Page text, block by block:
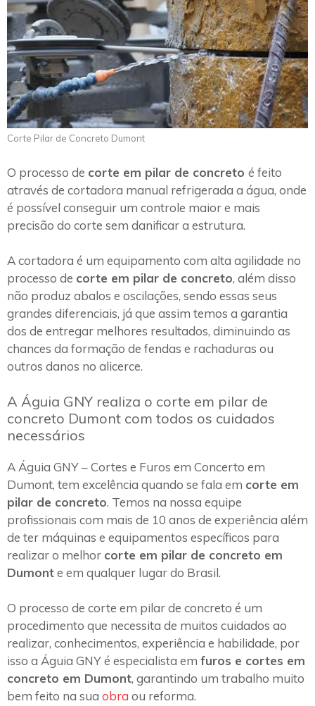
Corte Pilar de Concreto Dumont
O processo de corte em pilar de concreto é feito
através de cortadora manual refrigerada a água, onde
é possível conseguir um controle maior e mais
precisão do corte sem danificar a estrutura.
A cortadora é um equipamento com alta agilidade no
processo de corte em pilar de concreto, além disso
não produz abalos e oscilações, sendo essas seus
grandes diferenciais, já que assim temos a garantia
dos de entregar melhores resultados, diminuindo as
chances da formação de fendas e rachaduras ou
outros danos no alicerce.
A Águia GNY realiza o corte em pilar de
concreto Dumont com todos os cuidados
necessários
A Águia GNY – Cortes e Furos em Concerto em
Dumont, tem excelência quando se fala em corte em
pilar de concreto. Temos na nossa equipe
profissionais com mais de 10 anos de experiência além
de ter máquinas e equipamentos específicos para
realizar o melhor corte em pilar de concreto em
Dumonte em qualquer lugar do Brasil.
O processo de corte em pilar de concreto é um
procedimento que necessita de muitos cuidados ao
realizar, conhecimentos, experiência e habilidade, por
isso a Águia GNY é especialista em furos e cortes em
concreto em Dumont, garantindo um trabalho muito
bem feito na sua obra ou reforma.